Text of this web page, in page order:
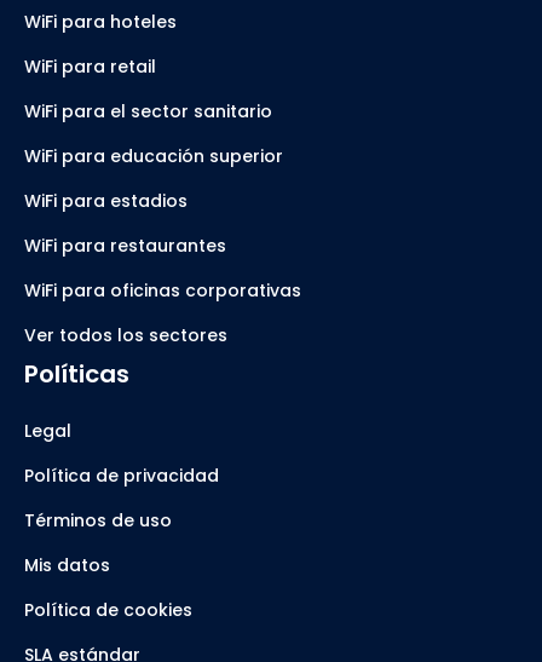
WiFi para hoteles
WiFi para retail
WiFi para el sector sanitario
WiFi para educación superior
WiFi para estadios
WiFi para restaurantes
WiFi para oficinas corporativas
Ver todos los sectores
Políticas
Legal
Política de privacidad
Términos de uso
Mis datos
Política de cookies
SLA estándar